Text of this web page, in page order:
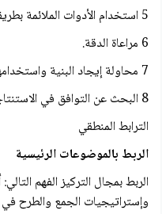
5 استخدام الأدوات الملائمة بطريقة إستراتيجية.
6 مراعاة الدقة.
7 محاولة إيجاد البنية واستخدامها
8 البحث عن التوافق في الاستنتاجات المتكررة والتعبير عن ذلك.
الترابط المنطقي
الربط بالموضوعات الرئيسية
الربط بمجال التركيز الفهم
وإستراتيجيات الجمع والطرح في